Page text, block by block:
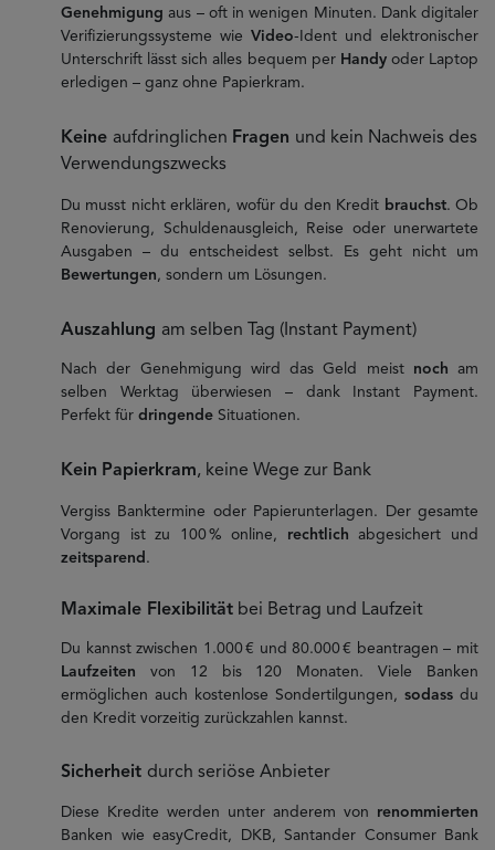
Genehmigungaus – oft in wenigen Minuten. Dank digitaler
Verifizierungssysteme wie Video-Ident und elektronischer
Unterschrift lässt sich alles bequem per Handy oder Laptop
erledigen – ganz ohne Papierkram.
Keine aufdringlichen Fragen und kein Nachweis des
Verwendungszwecks
Du musst nicht erklären, wofür du den Kredit brauchst. Ob
Renovierung, Schuldenausgleich, Reise oder unerwartete
Ausgaben – du entscheidest selbst. Es geht nicht um
Bewertungen, sondern um Lösungen.
Auszahlung am selben Tag (Instant Payment)
Nach der Genehmigung wird das Geld meist noch am
selben Werktag überwiesen – dank Instant Payment.
Perfekt für dringende Situationen.
Kein Papierkram, keine Wege zur Bank
Vergiss Banktermine oder Papierunterlagen. Der gesamte
Vorgang ist zu 100 % online, rechtlichabgesichert und
zeitsparend .
Maximale Flexibilität bei Betrag und Laufzeit
Du kannst zwischen 1.000 € und 80.000 € beantragen – mit
Laufzeiten von 12 bis 120 Monaten. Viele Banken
ermöglichen auch kostenlose Sondertilgungen, sodass du
den Kredit vorzeitig zurückzahlen kannst.
Sicherheit durch seriöse Anbieter
Diese Kredite werden unter anderem von renommierten
Banken wie easyCredit, DKB, Santander Consumer Bank